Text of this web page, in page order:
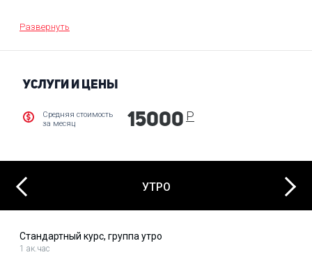
разработки. В течение всего курса обучения преподаватели
фокусируются на развитии четырёх навыков: чтение,
Развернуть
УСЛУГИ И ЦЕНЫ
Средняя стоимость
за месяц
15000 Р
Previous УТРО
Стандартный курс, группа утро
1 ак.час
Next